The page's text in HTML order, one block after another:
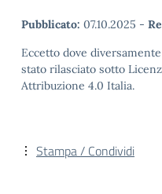
Pubblicato: 07.10.2025 -
Eccetto dove
stato rilasciato sotto
Attribuzione 4.0 Italia.
Stampa / Condividi